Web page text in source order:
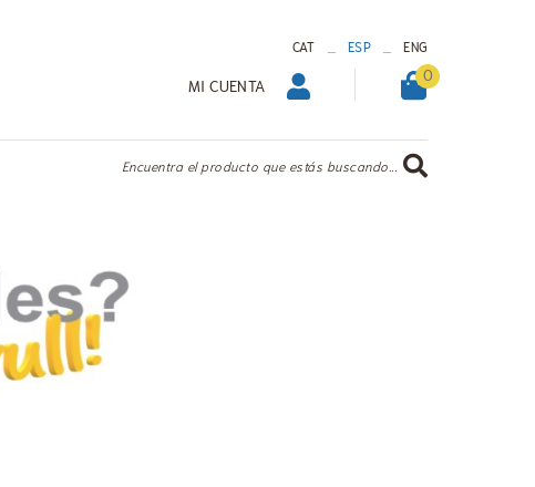
CAT _ ESP _ ENG
MI CUENTA 0
Encuentra el producto que estás buscando...